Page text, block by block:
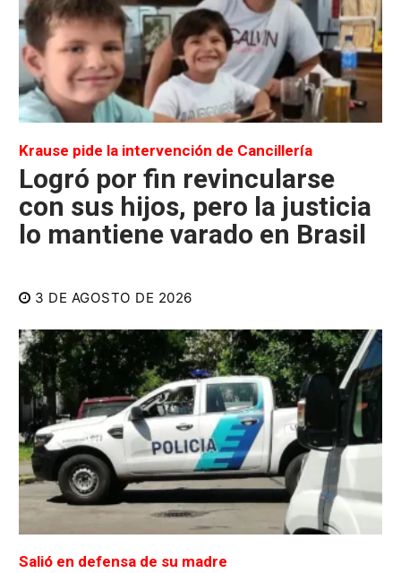
Krause pide la intervención de Cancillería
Logró por fin revincularse
con sus hijos, pero la justicia
lo mantiene varado en Brasil
3 DE AGOSTO DE 2026
Salió en defensa de su madre